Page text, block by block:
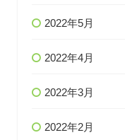
2022年5月
2022年4月
2022年3月
2022年2月